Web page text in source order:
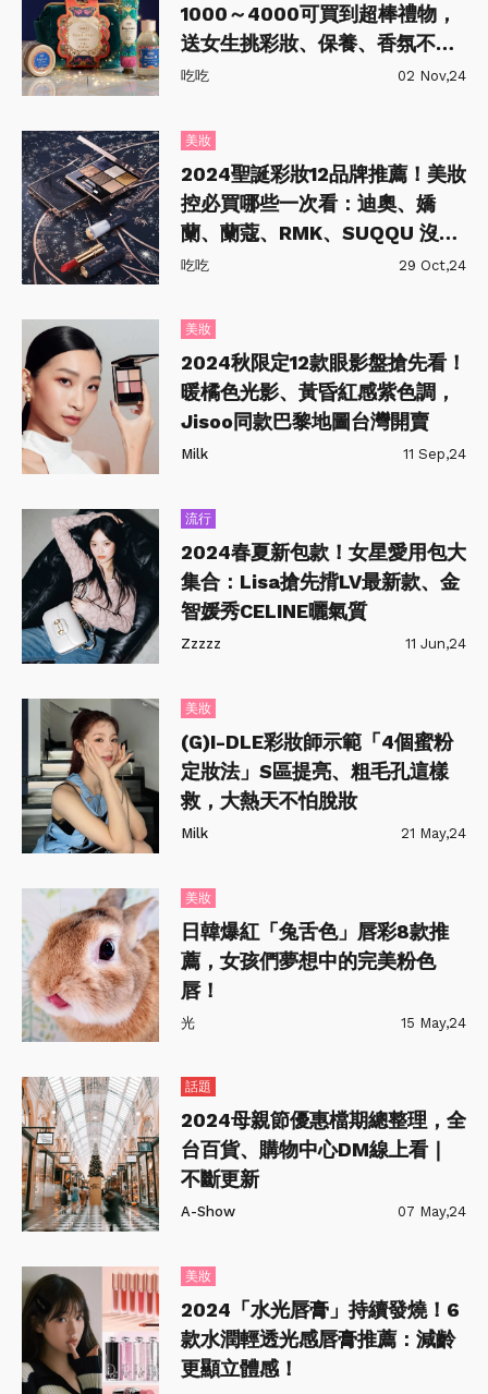
1000～4000可買到超棒禮物，
送女生挑彩妝、保養、香氛不出
錯！
吃吃 02 Nov,24
美妝
2024聖誕彩妝12品牌推薦！美妝
控必買哪些一次看：迪奧、嬌
蘭、蘭蔻、RMK、SUQQU 沒搶
到會捶心肝
吃吃 29 Oct,24
美妝
2024秋限定12款眼影盤搶先看！
暖橘色光影、黃昏紅感紫色調，
Jisoo同款巴黎地圖台灣開賣
Milk 11 Sep,24
流行
2024春夏新包款！女星愛用包大
集合：Lisa搶先揹LV最新款、金
智媛秀CELINE曬氣質
Zzzzz 11 Jun,24
美妝
(G)I-DLE彩妝師示範「4個蜜粉
定妝法」S區提亮、粗毛孔這樣
救，大熱天不怕脫妝
Milk 21 May,24
美妝
日韓爆紅「兔舌色」唇彩8款推
薦，女孩們夢想中的完美粉色
唇！
光 15 May,24
話題
2024母親節優惠檔期總整理，全
台百貨、購物中心DM線上看｜
不斷更新
A-Show 07 May,24
美妝
2024「水光唇膏」持續發燒！6
款水潤輕透光感唇膏推薦：減齡
更顯立體感！